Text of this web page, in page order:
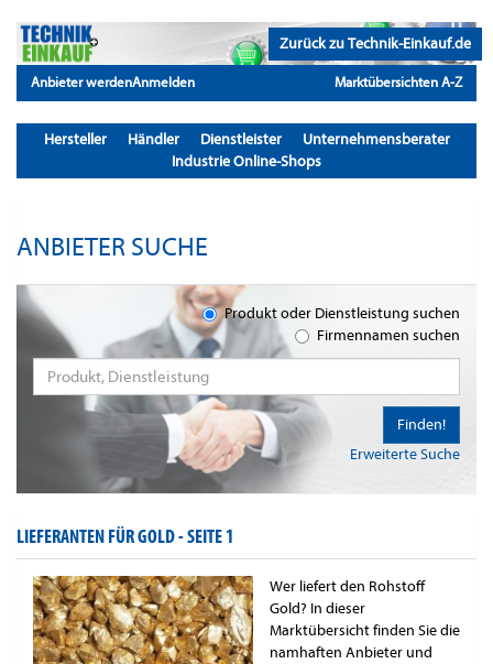
Zurück zu Technik-Einkauf.de
Anbieter werdenAnmelden Marktübersichten A-Z
Hersteller Händler Dienstleister
Unternehmensberater
Industrie Online-Shops
ANBIETER SUCHE
Produkt oder Dienstleistung suchen
Firmennamen suchen
Erweiterte Suche
Finden!
LIEFERANTEN FÜR GOLD -SEITE 1
Wer liefert den Rohstoff
Gold? In dieser
Marktübersicht finden Sie die
namhaften Anbieter und